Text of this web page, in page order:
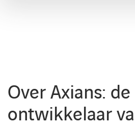
NIEUWS & INSPIRATIE
Over Axians: de
ontwikkelaar